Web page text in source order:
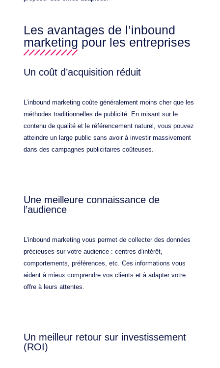
Les avantages de l’inbound
marketing pour les entreprises
Un coût d’acquisition réduit
L’inbound marketing coûte généralement moins cher que les
méthodes traditionnelles de publicité. En misant sur le
contenu de qualité et le référencement naturel, vous pouvez
atteindre un large public sans avoir à investir massivement
dans des campagnes publicitaires coûteuses.
Une meilleure connaissance de
l’audience
L’inbound marketing vous permet de collecter des données
précieuses sur votre audience : centres d’intérêt,
comportements, préférences, etc. Ces informations vous
aident à mieux comprendre vos clients et à adapter votre
offre à leurs attentes.
Un meilleur retour sur investissement
(ROI)